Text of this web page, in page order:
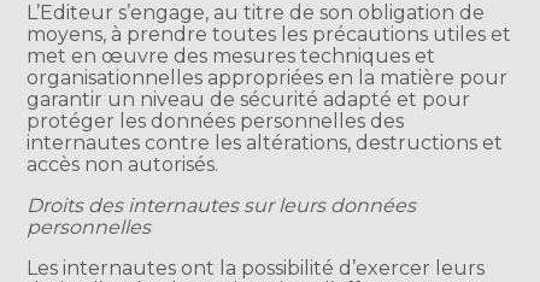
L’Editeur s’engage, au titre de son obligation de
moyens, à prendre toutes les précautions utiles et
met en œuvre des mesures techniques et
organisationnelles appropriées en la matière pour
garantir un niveau de sécurité adapté et pour
protéger les données personnelles des
internautes contre les altérations, destructions et
accès non autorisés.
Droits des internautes sur leurs données
personnelles
Les internautes ont la possibilité d’exercer leurs